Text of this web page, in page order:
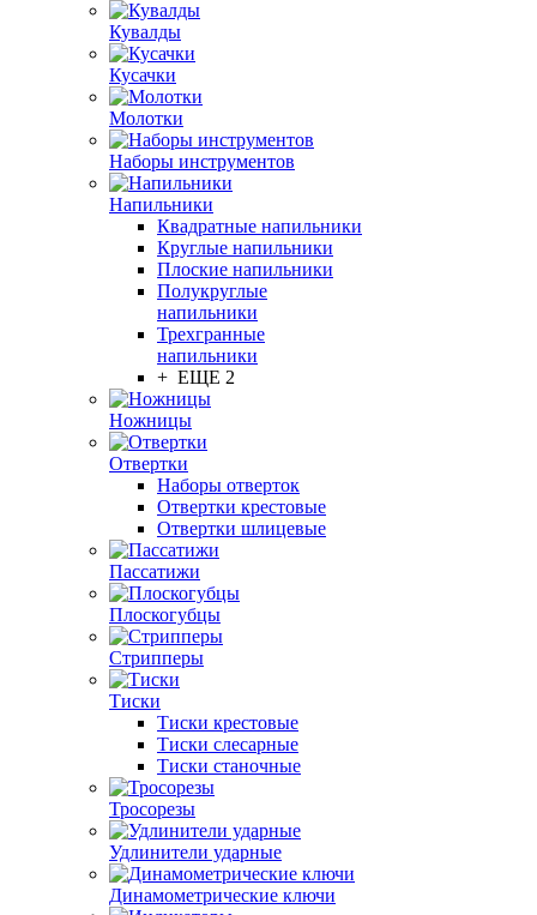
Кувалды
Кусачки
Молотки
Наборы инструментов
Напильники
Квадратные напильники
Круглые напильники
Плоские напильники
Полукруглые
напильники
Трехгранные
напильники
+ ЕЩЕ 2
Ножницы
Отвертки
Наборы отверток
Отвертки крестовые
Отвертки шлицевые
Пассатижи
Плоскогубцы
Стрипперы
Тиски
Тиски крестовые
Тиски слесарные
Тиски станочные
Тросорезы
Удлинители ударные
Динамометрические ключи